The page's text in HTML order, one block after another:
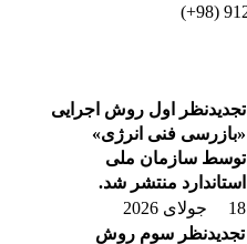
تجدیدنظر اول روش اجرایی
«بازرسی فنی انرژی»
توسط سازمان ملی
استاندارد منتشر شد.
18 جولای 2026
تجدیدنظر سوم روش